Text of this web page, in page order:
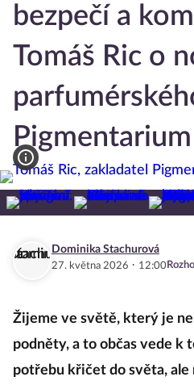
bezpečí a
Tomáš Ric o
Pigmentarium
Dominika Stachurová
27. května 2026 · 12:00
Žijeme ve světě, který je
podněty, a to občas vede k
potřebu křičet do světa, ale